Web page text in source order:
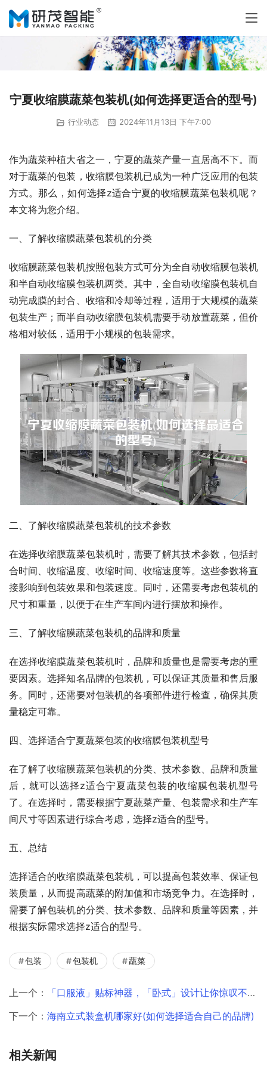
宁夏收缩膜蔬菜包装机(如何选择更适合的型号)
行业动态 2024年11月13日 下午7:00
作为蔬菜种植大省之一，宁夏的蔬菜产量一直居高不下。而
对于蔬菜的包装，收缩膜包装机已成为一种广泛应用的包装
方式。那么，如何选择z适合宁夏的收缩膜蔬菜包装机呢？
本文将为您介绍。
一、了解收缩膜蔬菜包装机的分类
收缩膜蔬菜包装机按照包装方式可分为全自动收缩膜包装机
和半自动收缩膜包装机两类。其中，全自动收缩膜包装机自
动完成膜的封合、收缩和冷却等过程，适用于大规模的蔬菜
包装生产；而半自动收缩膜包装机需要手动放置蔬菜，但价
格相对较低，适用于小规模的包装需求。
二、了解收缩膜蔬菜包装机的技术参数
在选择收缩膜蔬菜包装机时，需要了解其技术参数，包括封
合时间、收缩温度、收缩时间、收缩速度等。这些参数将直
接影响到包装效果和包装速度。同时，还需要考虑包装机的
尺寸和重量，以便于在生产车间内进行摆放和操作。
三、了解收缩膜蔬菜包装机的品牌和质量
在选择收缩膜蔬菜包装机时，品牌和质量也是需要考虑的重
要因素。选择知名品牌的包装机，可以保证其质量和售后服
务。同时，还需要对包装机的各项部件进行检查，确保其质
量稳定可靠。
四、选择适合宁夏蔬菜包装的收缩膜包装机型号
在了解了收缩膜蔬菜包装机的分类、技术参数、品牌和质量
后，就可以选择z适合宁夏蔬菜包装的收缩膜包装机型号
了。在选择时，需要根据宁夏蔬菜产量、包装需求和生产车
间尺寸等因素进行综合考虑，选择z适合的型号。
五、总结
选择适合的收缩膜蔬菜包装机，可以提高包装效率、保证包
装质量，从而提高蔬菜的附加值和市场竞争力。在选择时，
需要了解包装机的分类、技术参数、品牌和质量等因素，并
根据实际需求选择z适合的型号。
包装 包装机 蔬菜
上一个：
「口服液」贴标神器，「卧式」设计让你惊叹不已！
下一个： 海南立式装盒机哪家好(如何选择适合自己的品牌)
相关新闻